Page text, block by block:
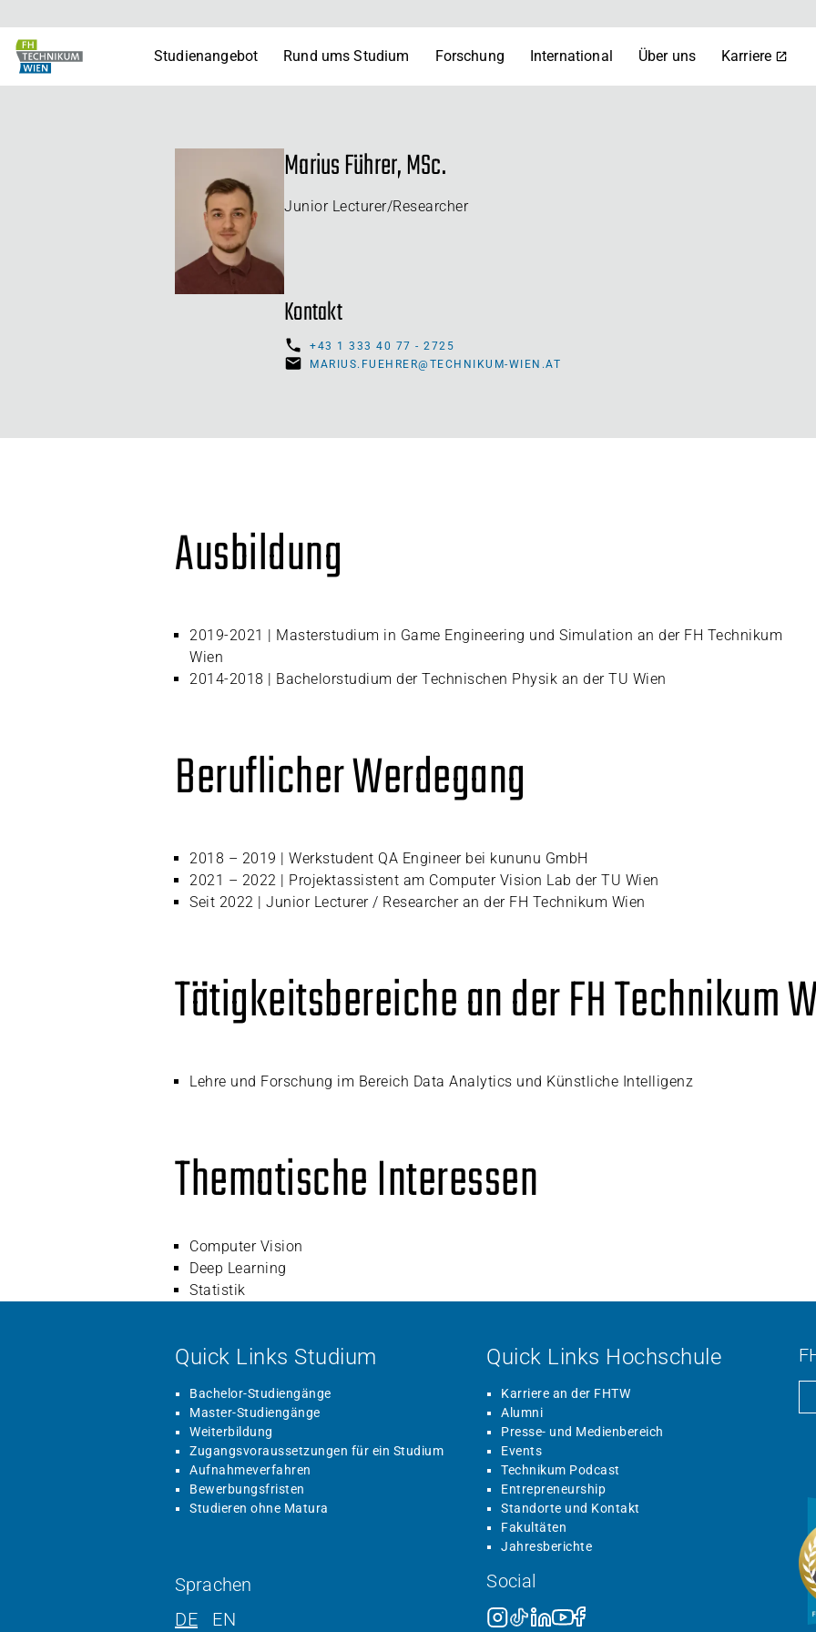
Studienangebot Rund ums Studium Forschung International Über uns Karriere
Marius Führer, MSc.
Junior Lecturer/Researcher
Kontakt
+43 1 333 40 77 - 2725
MARIUS.FUEHRER@TECHNIKUM-WIEN.AT
Ausbildung
2019-2021 | Masterstudium in Game Engineering und Simulation an der FH Technikum
Wien
2014-2018 | Bachelorstudium der Technischen Physik an der TU Wien
Beruflicher Werdegang
2018 – 2019 | Werkstudent QA Engineer bei kununu GmbH
2021 – 2022 | Projektassistent am Computer Vision Lab der TU Wien
Seit 2022 | Junior Lecturer / Researcher an der FH Technikum Wien
Tätigkeitsbereiche an der FH Technikum
Lehre und Forschung im Bereich Data Analytics und Künstliche Intelligenz
Thematische Interessen
Computer Vision
Deep Learning
Statistik
Quick Links Studium
Bachelor-Studiengänge
Master-Studiengänge
Weiterbildung
Zugangsvoraussetzungen für ein Studium
Aufnahmeverfahren
Bewerbungsfristen
Studieren ohne Matura
Quick Links Hochschule
Karriere an der FHTW
Alumni
Presse- und Medienbereich
Events
Technikum Podcast
Entrepreneurship
Standorte und Kontakt
Fakultäten
Jahresberichte
Sprachen
DE
EN
Social